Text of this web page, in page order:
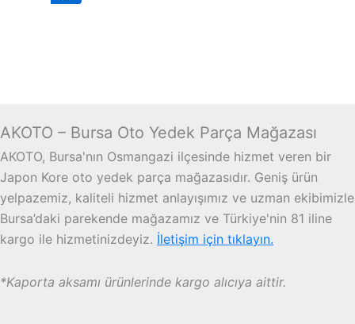
AKOTO – Bursa Oto Yedek Parça Mağazası
AKOTO, Bursa'nın Osmangazi ilçesinde hizmet veren bir
Japon Kore oto yedek parça mağazasıdır. Geniş ürün
yelpazemiz, kaliteli hizmet anlayışımız ve uzman ekibimizle
Bursa’daki parekende mağazamız ve Türkiye'nin 81 iline
kargo ile hizmetinizdeyiz. İletişim için tıklayın.
*Kaporta aksamı ürünlerinde kargo alıcıya aittir.